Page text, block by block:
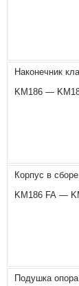
Наконечник
KM186 —
Корпус в
KM186 FA —
Подушка